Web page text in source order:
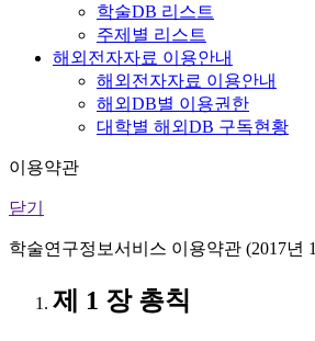
학술DB 리스트
주제별 리스트
해외전자자료 이용안내
해외전자자료 이용안내
해외DB별 이용권한
대학별 해외DB 구독현황
이용약관
닫기
학술연구정보서비스 이용약관 (2017년
제 1 장 총칙